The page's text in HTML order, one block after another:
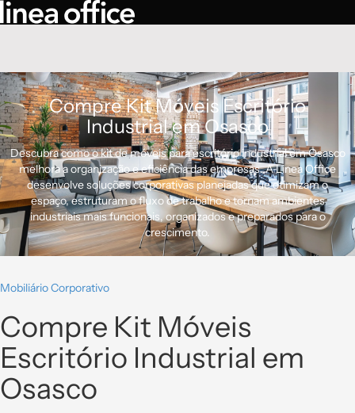
Compre Kit Móveis Escritório
Industrial em Osasco
Descubra como o kit de móveis para escritório industrial em Osasco
melhora a organização e eficiência das empresas. A Linea Office
desenvolve soluções corporativas planejadas que otimizam o
espaço, estruturam o fluxo de trabalho e tornam ambientes
industriais mais funcionais, organizados e preparados para o
crescimento.
Mobiliário Corporativo
Compre Kit Móveis
Escritório Industrial em
Osasco